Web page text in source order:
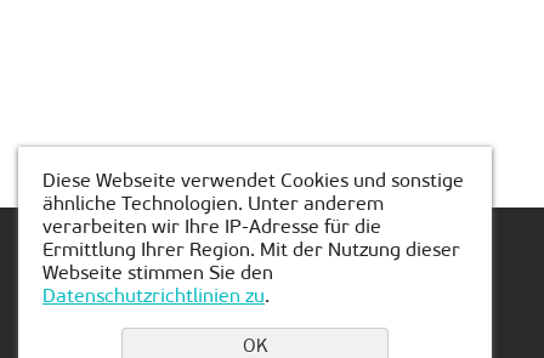
Einen Platz buchen
Diese Webseite verwendet Cookies und sonstige
ähnliche Technologien. Unter anderem
verarbeiten wir Ihre IP-Adresse für die
Ermittlung Ihrer Region. Mit der Nutzung dieser
Webseite stimmen Sie den
Datenschutzrichtlinien zu.
OK